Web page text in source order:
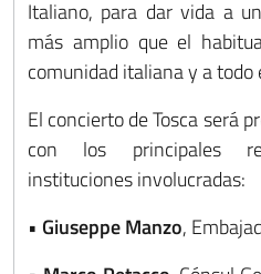
Italiano, para dar vida a
más amplio que el
comunidad italiana y a
El concierto de Tosca será
con los principales
instituciones involucradas:
• Giuseppe Manzo,